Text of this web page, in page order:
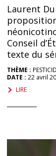
Laurent
Conseil
texte du
THÈME :
DATE : 22 avril
LIRE